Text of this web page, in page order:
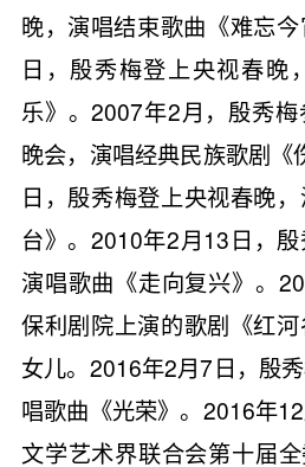
晚，演唱结束歌曲《难忘
日，殷秀梅登上央视春晚
乐》。2007年2月，殷秀
晚会，演唱经典民族歌剧
日，殷秀梅登上央视春晚
台》。2010年2月13日，殷
演唱歌曲《走向复兴》。
保利剧院上演的歌剧《红
女儿。2016年2月7日，殷
唱歌曲《光荣》。2016年
文学艺术界联合会第十届